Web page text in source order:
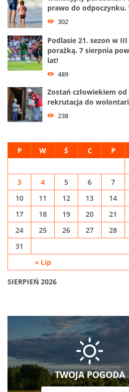
prawo do
302
Podlasie 21. sezon w
porażką. 7 sierpnia
lat!
489
Zostań człowiekiem
rekrutacja do
238
SIERPIEŃ 2026
P W Ś C P
« Lip
3
4 5 6 7
10
11 12 13 14
17
18 19 20 21
24
25 26 27 28
31
TWOJA POGODA